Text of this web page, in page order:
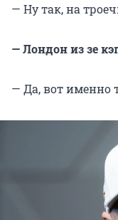
— Ну так, на
— Лондон из зе
— Да, вот именно